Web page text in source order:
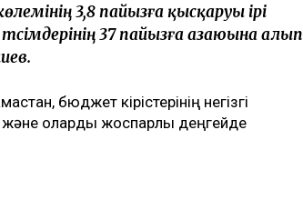
3,8 пайызға қысқаруы ірі
37 пайызға азаюына алып
бюджет кірістерінің негізгі
және оларды жоспарлы деңгейде